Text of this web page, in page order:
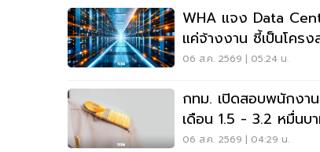
WHA แจง Data
แค่จ้างงาน ชี้เป็นโคร
เศรษฐกิจดิจิทัล
06 ส.ค. 2569 | 05:24 น.
กทม. เปิดสอบพนักงา
เดือน 1.5 - 3.2 หมื่นบ
เงื่อนไข-วิธีสมัครที่นี่
06 ส.ค. 2569 | 04:29 น.